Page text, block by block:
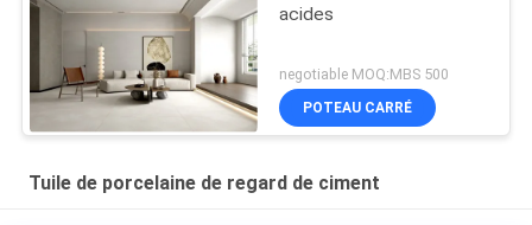
acides
negotiable MOQ:MBS 500
POTEAU CARRÉ
Tuile de porcelaine de regard de ciment